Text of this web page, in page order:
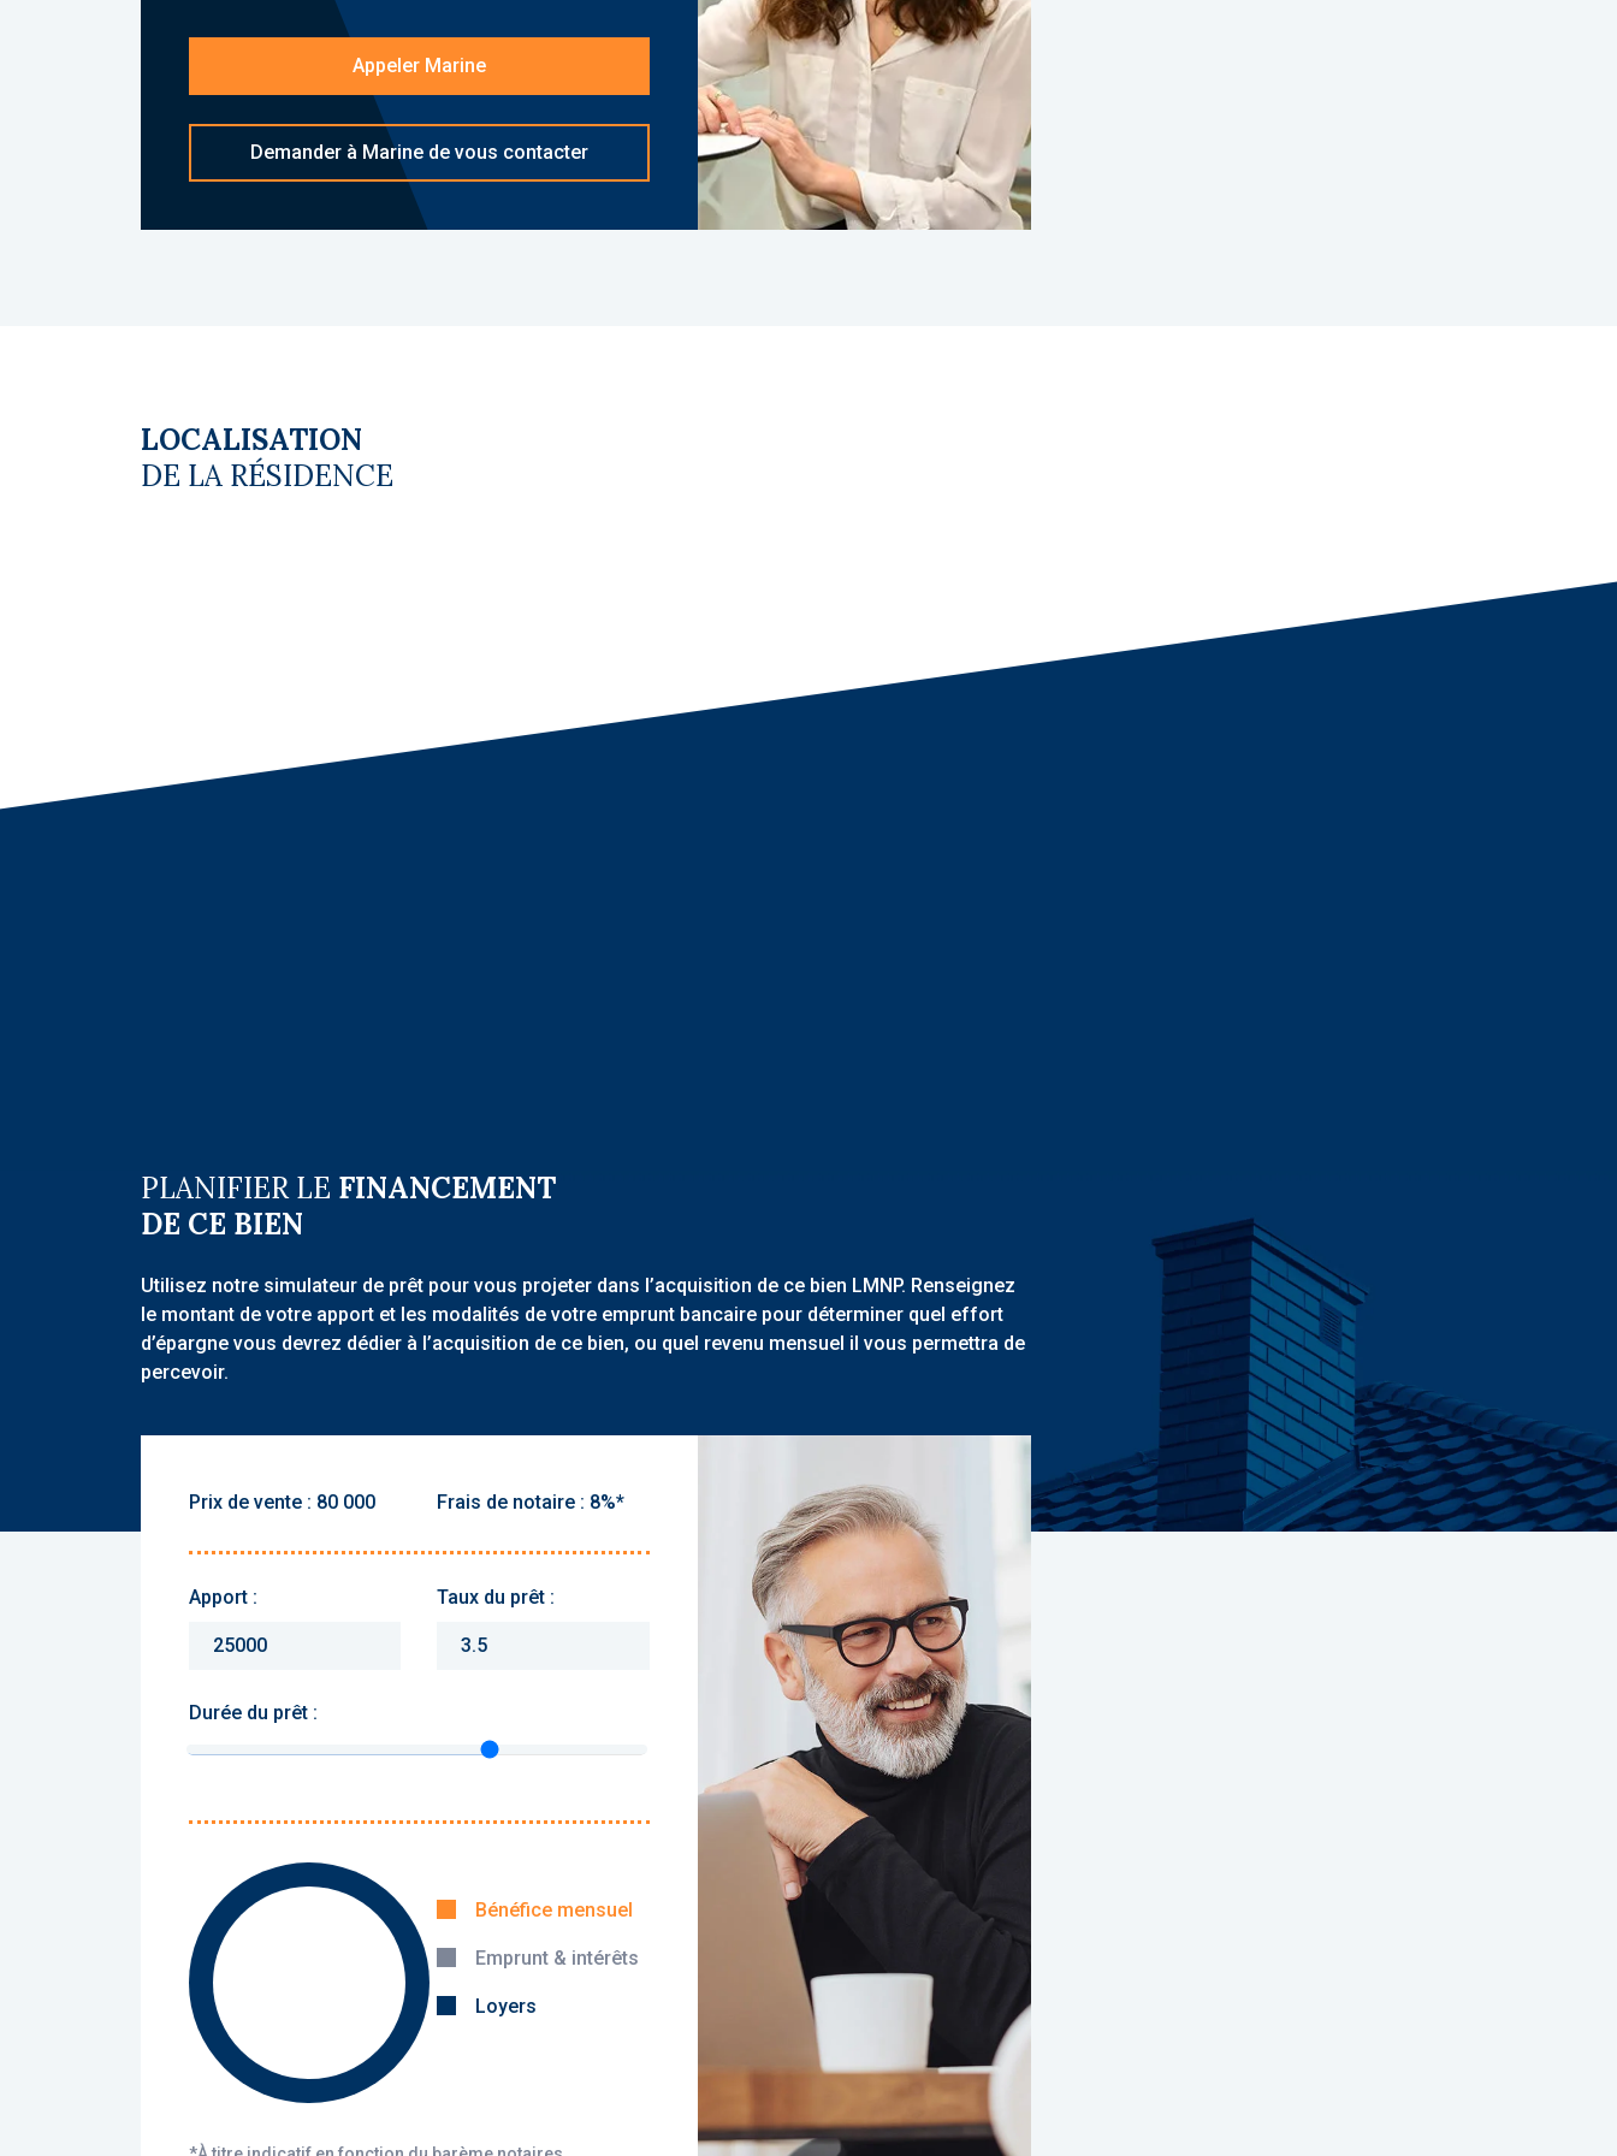
d'informations sur
réf. 27426 Bien soumis au statut juridique de la
Copropriété. Pas de procédure en cours.
Honoraires à la charge du vendeur
Appeler Marine
Demander à Marine de vous contacter
LOCALISATION
DE LA RÉSIDENCE
PLANIFIER LE FINANCEMENT
DE CE BIEN
Utilisez notre simulateur de prêt pour vous projeter dans l’acquisition de ce bien LMNP. Renseignez
le montant de votre apport et les modalités de votre emprunt bancaire pour déterminer quel effort
d’épargne vous devrez dédier à l’acquisition de ce bien, ou quel revenu mensuel il vous permettra de
percevoir.
Prix de vente : Frais de notaire :
Apport : Taux du prêt :
Durée du prêt :
Yearly rent :
Bénéfice mensuel
Emprunt & intérêts
Loyers